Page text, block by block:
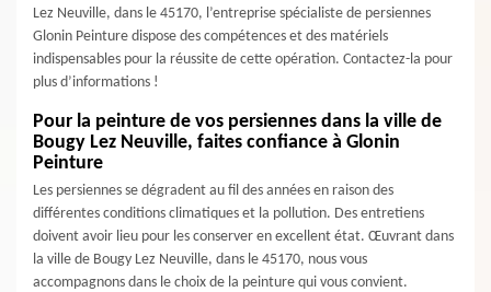
Lez Neuville, dans le 45170, l’entreprise spécialiste de persiennes
Glonin Peinture dispose des compétences et des matériels
indispensables pour la réussite de cette opération. Contactez-la pour
plus d’informations !
Pour la peinture de vos persiennes dans la ville de
Bougy Lez Neuville, faites confiance à Glonin
Peinture
Les persiennes se dégradent au fil des années en raison des
différentes conditions climatiques et la pollution. Des entretiens
doivent avoir lieu pour les conserver en excellent état. Œuvrant dans
la ville de Bougy Lez Neuville, dans le 45170, nous vous
accompagnons dans le choix de la peinture qui vous convient.